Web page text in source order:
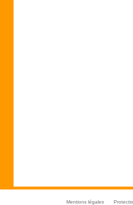
Mentions légales